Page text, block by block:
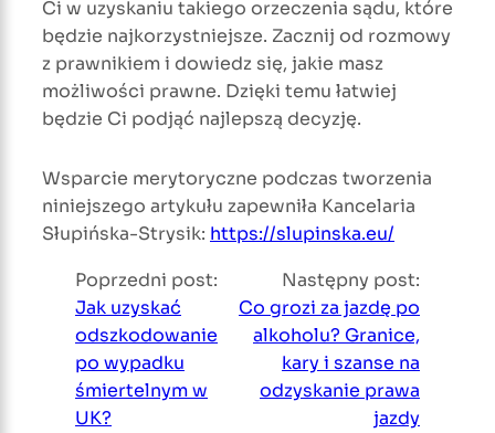
Ci w uzyskaniu takiego orzeczenia sądu, które
będzie najkorzystniejsze. Zacznij od rozmowy
z prawnikiem i dowiedz się, jakie masz
możliwości prawne. Dzięki temu łatwiej
będzie Ci podjąć najlepszą decyzję.
Wsparcie merytoryczne podczas tworzenia
niniejszego artykułu zapewniła Kancelaria
Słupińska-Strysik: https://slupinska.eu/
Poprzedni post:
Jak uzyskać
odszkodowanie
po wypadku
śmiertelnym w
UK?
Następny post:
Co grozi za jazdę po
alkoholu? Granice,
kary i szanse na
odzyskanie prawa
jazdy